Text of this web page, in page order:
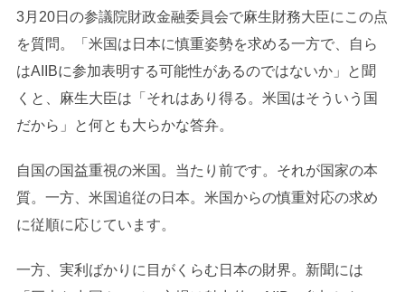
3月20日の参議院財政金融委員会で麻生財務大臣にこの点
を質問。「米国は日本に慎重姿勢を求める一方で、自ら
はAIIBに参加表明する可能性があるのではないか」と聞
くと、麻生大臣は「それはあり得る。米国はそういう国
だから」と何とも大らかな答弁。
自国の国益重視の米国。当たり前です。それが国家の本
質。一方、米国追従の日本。米国からの慎重対応の求め
に従順に応じています。
一方、実利ばかりに目がくらむ日本の財界。新聞には